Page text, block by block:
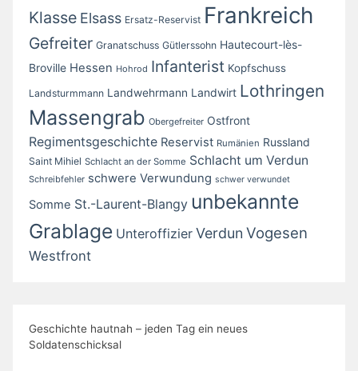
Klasse Elsass Ersatz-Reservist Frankreich
Gefreiter Granatschuss Gütlerssohn Hautecourt-lès-
Broville Hessen Hohrod Infanterist Kopfschuss
Landsturmmann Landwehrmann Landwirt Lothringen
Massengrab Obergefreiter Ostfront
Regimentsgeschichte Reservist Rumänien Russland
Saint Mihiel Schlacht an der Somme Schlacht um Verdun
Schreibfehler schwere Verwundung schwer verwundet
Somme St.-Laurent-Blangy unbekannte
Grablage Unteroffizier Verdun Vogesen
Westfront
Geschichte hautnah – jeden Tag ein neues
Soldatenschicksal